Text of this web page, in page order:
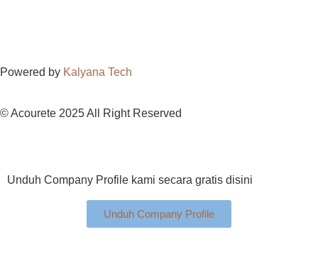
Powered by Kalyana Tech
© Acourete 2025 All Right Reserved
Unduh Company Profile kami secara gratis disini
Unduh Company Profile